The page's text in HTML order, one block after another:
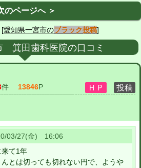
のページへ ＞
[愛知県一宮市のブラック投稿]
箕田歯科医院の口コミ
件 13846P
03/27(金) 16:06
て1年
とは切っても切れない円で、ようや